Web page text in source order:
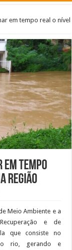
em tempo real o nível
tempo
região
Meio Ambiente e a
e de
que consiste no
rio, gerando e